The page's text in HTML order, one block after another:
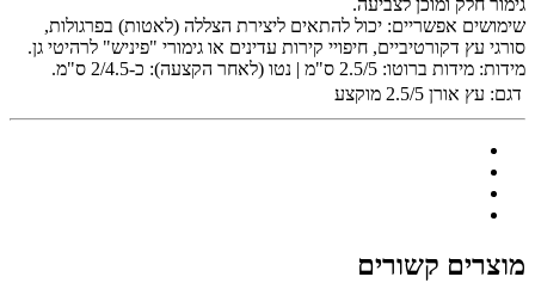
גימור חלק ומוכן לצביעה.
שימושים אפשריים: יכול להתאים ליצירת הצללה (לאטות) בפרגולות,
סורגי עץ דקורטיביים, חיפויי קירות עדינים או גימורי "פיניש" לרהיטי גן.
מידות: מידות ברוטו: 2.5/5 ס"מ | נטו (לאחר הקצעה): כ-2/4.5 ס"מ.
דגם: עץ אורן 2.5/5 מוקצע
מוצרים קשורים